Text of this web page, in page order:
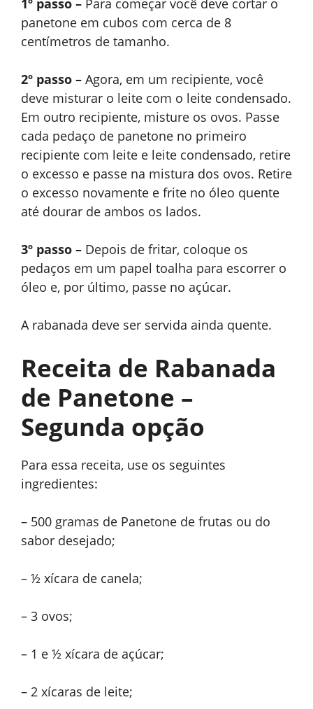
1º passo – Para começar você deve cortar o
panetone em cubos com cerca de 8
centímetros de tamanho.
2º passo – Agora, em um recipiente, você
deve misturar o leite com o leite condensado.
Em outro recipiente, misture os ovos. Passe
cada pedaço de panetone no primeiro
recipiente com leite e leite condensado, retire
o excesso e passe na mistura dos ovos. Retire
o excesso novamente e frite no óleo quente
até dourar de ambos os lados.
3º passo – Depois de fritar, coloque os
pedaços em um papel toalha para escorrer o
óleo e, por último, passe no açúcar.
A rabanada deve ser servida ainda quente.
Receita de Rabanada
de Panetone –
Segunda opção
Para essa receita, use os seguintes
ingredientes:
– 500 gramas de Panetone de frutas ou do
sabor desejado;
– ½ xícara de canela;
– 3 ovos;
– 1 e ½ xícara de açúcar;
– 2 xícaras de leite;